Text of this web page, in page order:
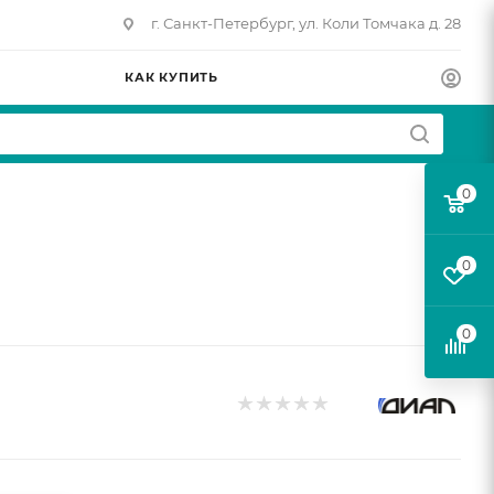
г. Санкт-Петербург, ул. Коли Томчака д. 28
КАК КУПИТЬ
0
0
0